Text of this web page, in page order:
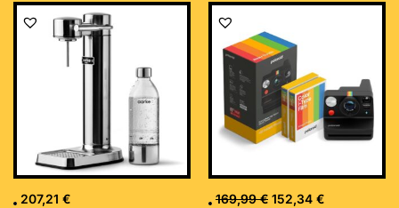
207,21 € 169,99€
Le
initial
était :
169,99 €.
152,34 €
Le